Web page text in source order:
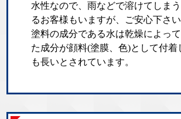
水性なので、雨などで溶けてしま
るお客様もいますが、ご安心下さい
塗料の成分である水は乾燥によっ
た成分が顔料(塗膜、色)として付着
も長いとされています。